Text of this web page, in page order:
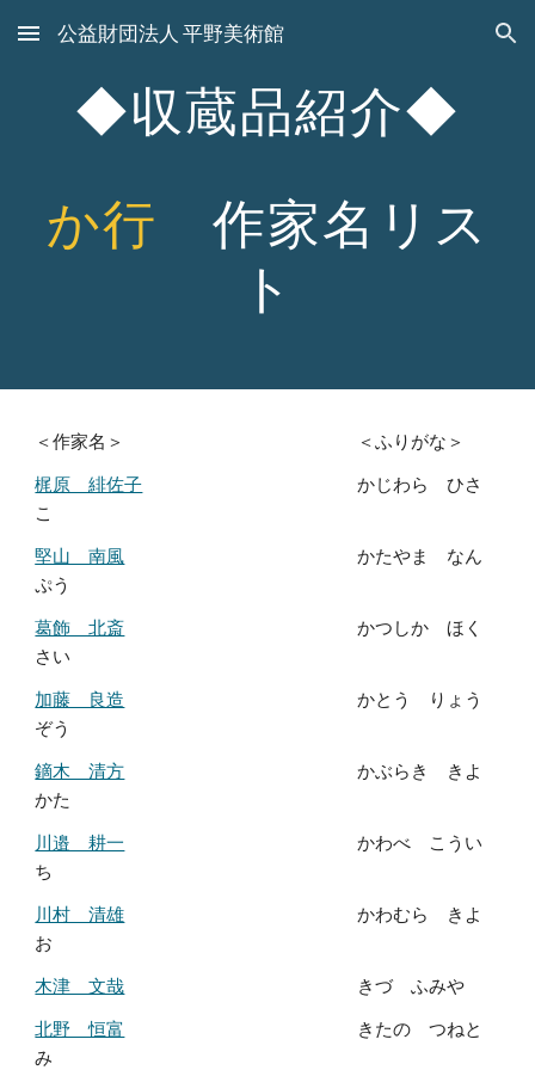
Skip to main content Skip to navigation
公益財団法人 平野美術館
◆収蔵品紹介◆
か行 作家名リス
ト
＜作家名＞ ＜ふりがな＞
梶原 緋佐子
かじわら ひさ
こ
堅山 南風
かたやま なん
ぷう
葛飾 北斎 かつしか ほく
さい
加藤 良造
かとう りょう
ぞう
鏑木 清方
かぶらき きよ
かた
川邉 耕一
かわべ こうい
ち
川村 清雄
かわむら きよ
お
木津 文哉 きづ ふみや
北野 恒富
きたの つねと
み